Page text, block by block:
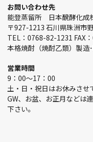
お問い合わせ先
能登蒸留所 日本醗酵化成
〒927-1213 石川県珠洲市
TEL：0768-82-1231 FAX
本格焼酎（焼酎乙類）製造
営業時間
9：00～17：00
土・日・祝日はお休みさせ
GW、お盆、お正月などは
下さい。